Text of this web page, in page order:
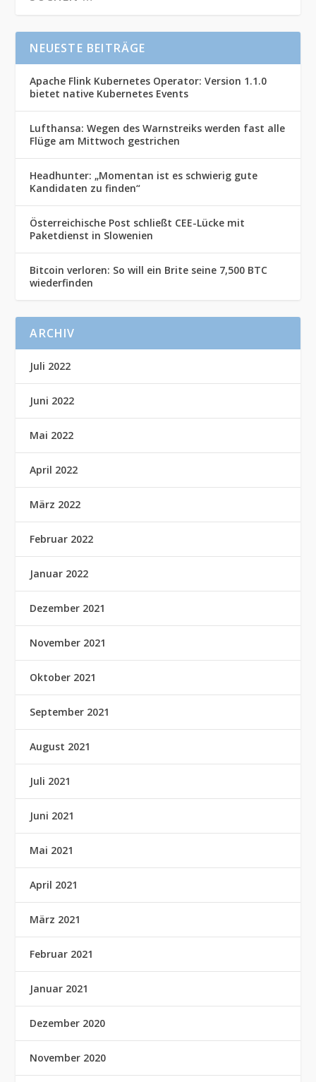
NEUESTE BEITRÄGE
Apache Flink Kubernetes Operator: Version 1.1.0
bietet native Kubernetes Events
Lufthansa: Wegen des Warnstreiks werden fast alle
Flüge am Mittwoch gestrichen
Headhunter: „Momentan ist es schwierig gute
Kandidaten zu finden“
Österreichische Post schließt CEE-Lücke mit
Paketdienst in Slowenien
Bitcoin verloren: So will ein Brite seine 7,500 BTC
wiederfinden
ARCHIV
Juli 2022
Juni 2022
Mai 2022
April 2022
März 2022
Februar 2022
Januar 2022
Dezember 2021
November 2021
Oktober 2021
September 2021
August 2021
Juli 2021
Juni 2021
Mai 2021
April 2021
März 2021
Februar 2021
Januar 2021
Dezember 2020
November 2020